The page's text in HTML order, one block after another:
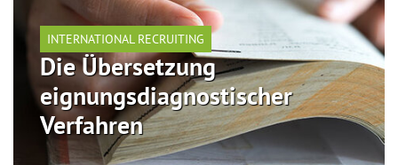
INTERNATIONAL RECRUITING
Die Übersetzung
eignungsdiagnostischer
Verfahren